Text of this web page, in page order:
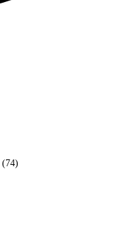
(74)